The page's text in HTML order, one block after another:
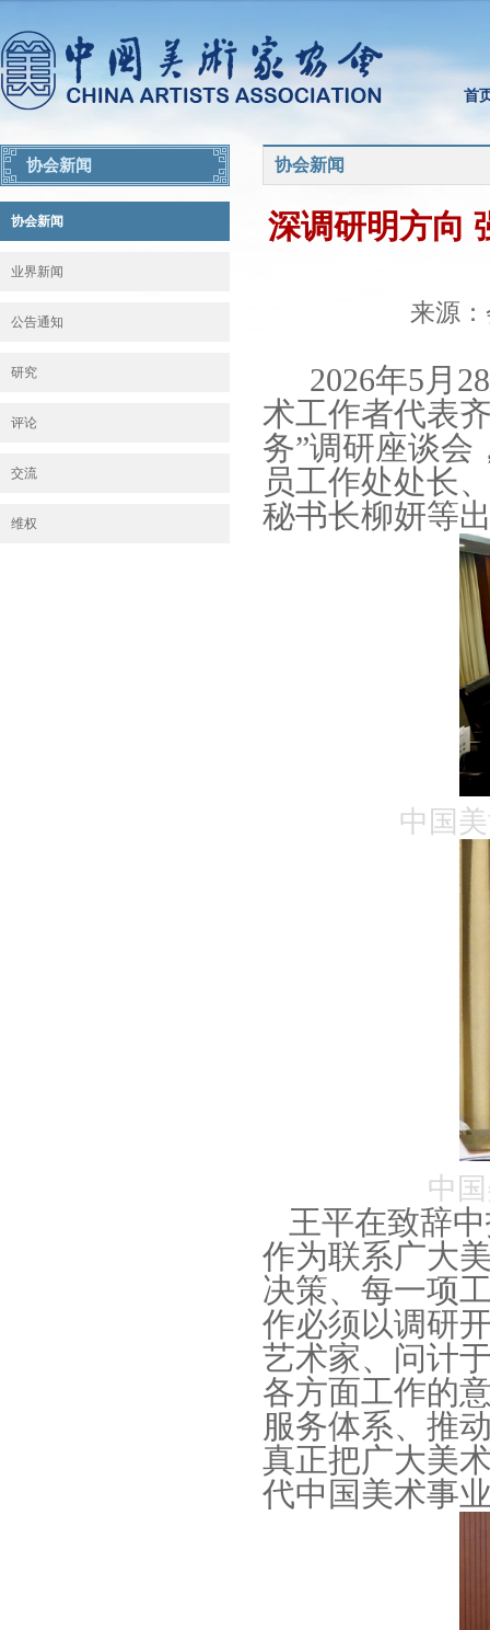
首
协会新闻
协会新闻
业界新闻
公告通知
研究
评论
交流
维权
协会新闻
深调研明方向
来源
2026年5月
术工作者代表
务”调研座谈会
员工作处处长
秘书长柳妍等
中国
中
王平在致辞
作为联系广大
决策、每一项
作必须以调研
艺术家、问计
各方面工作的
服务体系、推
真正把广大美
代中国美术事